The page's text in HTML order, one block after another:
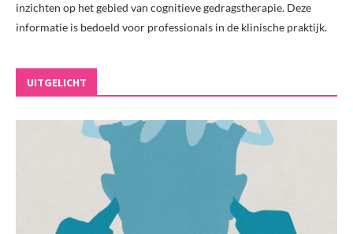
inzichten op het gebied van cognitieve gedragstherapie. Deze
informatie is bedoeld voor professionals in de klinische praktijk.
UITGELICHT